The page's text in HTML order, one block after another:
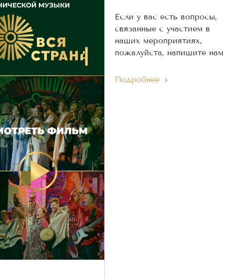
Если у вас есть вопросы,
связанные с участием в
наших мероприятиях,
пожалуйста, напишите нам
Подробнее